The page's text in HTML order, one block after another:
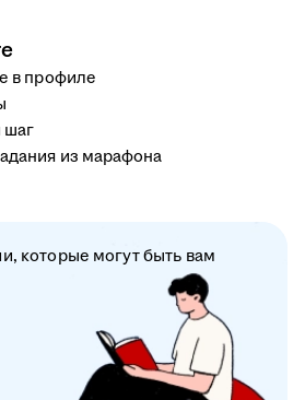
в профиле
шаг
из марафона
которые могут быть вам